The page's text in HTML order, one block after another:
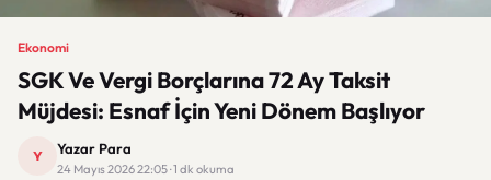
Ekonomi
SGK Ve Vergi Borçlarına 72 Ay Taksit
Müjdesi: Esnaf İçin Yeni Dönem Başlıyor
Y Yazar Para
24 Mayıs 2026 22:05 · 1 dk okuma